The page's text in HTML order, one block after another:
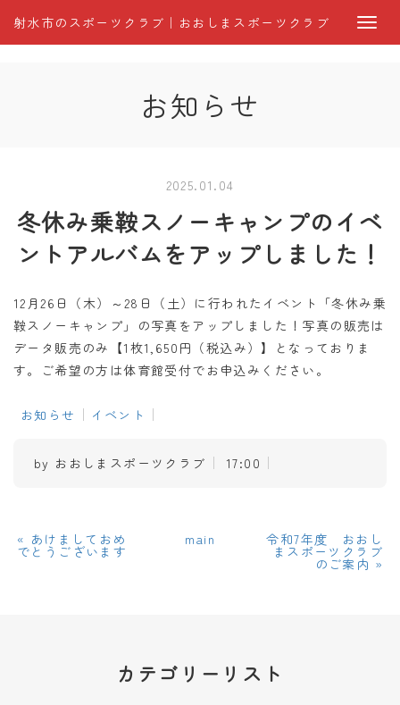
射水市のスポーツクラブ｜おおしまスポーツクラブ
お知らせ
2025.01.04
冬休み乗鞍スノーキャンプのイベ
ントアルバムをアップしました！
12月26日（木）～28日（土）に行われたイベント「冬休み乗
鞍スノーキャンプ」の写真をアップしました！写真の販売は
データ販売のみ【1枚1,650円（税込み）】となっておりま
す。ご希望の方は体育館受付でお申込みください。
お知らせ イベント
by おおしまスポーツクラブ 17:00
« あけましておめ
でとうございます
main 令和7年度 おおし
まスポーツクラブ
のご案内 »
カテゴリーリスト